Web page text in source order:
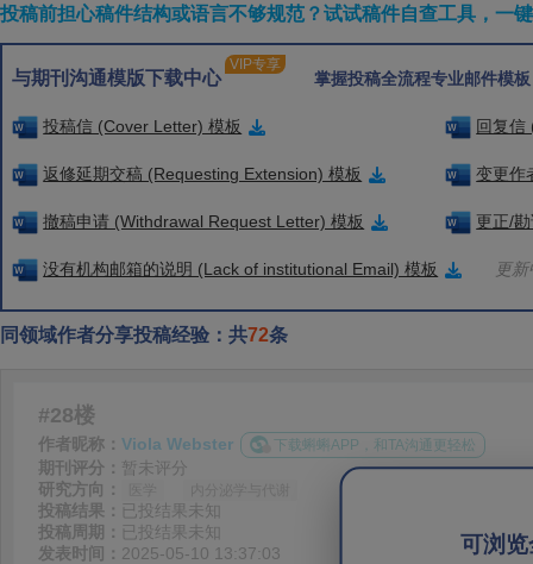
投稿前担心稿件结构或语言不够规范？试试稿件自查工具，一
与期刊沟通模版下载中心
VIP专享
掌握投稿全流程专业邮件模
投稿信 (Cover Letter) 模板 回复信
返修延期交稿 (Requesting Extension) 模板 变更作
撤稿申请 (Withdrawal Request Letter) 模板 更正/
没有机构邮箱的说明 (Lack of institutional Email) 模板 更
同领域作者分享投稿经验：共72条
可浏
#28楼
作者昵称： Viola Webster 下载蝌蝌APP，和TA沟通更轻松
期刊评分： 暂未评分
研究方向：
投稿结果： 已投结果未知
投稿周期： 已投结果未知
发表时间： 2025-05-10 13:37:03